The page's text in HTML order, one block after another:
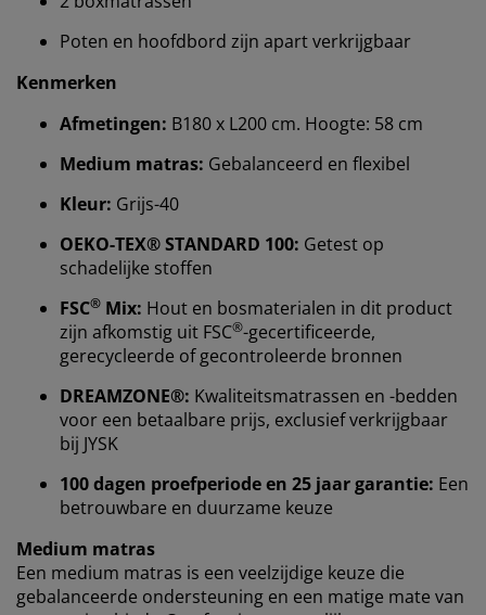
Poten en hoofdbord zijn apart verkrijgbaar
Kenmerken
Afmetingen: B180 x L200 cm. Hoogte: 58 cm
Medium matras: Gebalanceerd en flexibel
Kleur: Grijs-40
OEKO-TEX® STANDARD 100: Getest op
schadelijke stoffen
FSC® Mix: Hout en bosmaterialen in dit product
zijn afkomstig uit FSC®-gecertificeerde,
gerecycleerde of gecontroleerde bronnen
DREAMZONE®: Kwaliteitsmatrassen en -bedden
voor een betaalbare prijs, exclusief verkrijgbaar
bij JYSK
100 dagen proefperiode en 25 jaar garantie: Een
betrouwbare en duurzame keuze
Medium matras
Een medium matras is een veelzijdige keuze die
gebalanceerde ondersteuning en een matige mate van
Wij personaliseren jouw ervaring
Bij JYSK gebruiken we cookies en mobiele
identificatoren om je een goede ervaring te bieden
tijdens het bezoeken van onze website. Cookies
verzamelen informatie over jou om functionaliteit,
statistieken en relevante marketing te waarborgen.
Wanneer je marketingcookies accepteert, delen we je
browsergegevens met marketingpartners (zoals
Google, Meta en Tiktok) voor gepersonaliseerde en